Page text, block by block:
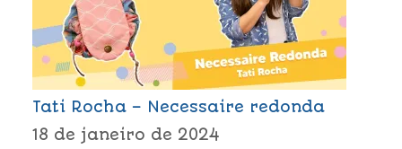
Tati Rocha – Necessaire redonda
18 de janeiro de 2024